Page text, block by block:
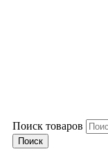
Поиск товаров
Поиск